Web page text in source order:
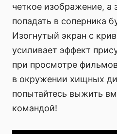
четкое изображение, а
попадать в соперника
Изогнутый экран с
усиливает эффект
при просмотре
в окружении хищных
попытайтесь выжить
командой!